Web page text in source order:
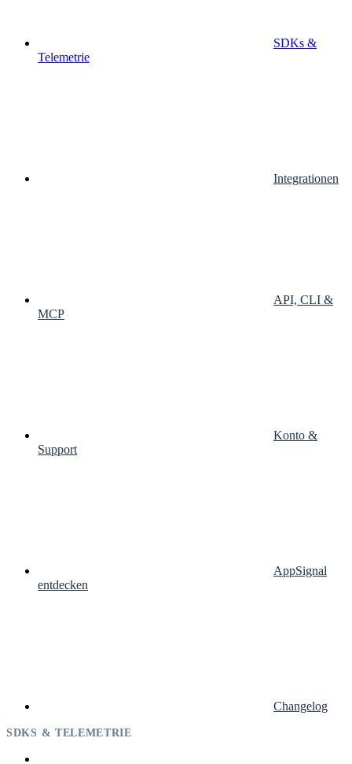
SDKs &
Telemetrie
Integrationen
API, CLI &
MCP
Konto &
Support
AppSignal
entdecken
Changelog
SDKS & TELEMETRIE